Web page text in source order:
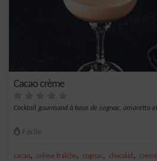
Cacao crème
Cocktail gourmand à base de cognac, amaretto
Facile
cacao, crème fraîche, cognac, chocolat, creme